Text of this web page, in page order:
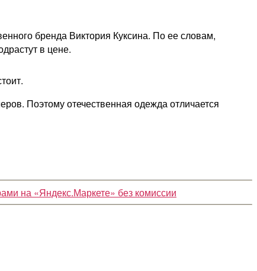
бренда Виктория Куксина. По ее словам,
в цене.
Поэтому отечественная одежда отличается
на «Яндекс.Маркете» без комиссии